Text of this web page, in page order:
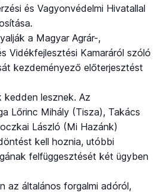
és Vagyonvédelmi Hivatallal
a Magyar Agrár-,
Vidékfejlesztési Kamaráról szóló
kezdeményező előterjesztést
lesznek. Az
Lőrinc Mihály (Tisza), Takács
László (Mi Hazánk)
kell hoznia, utóbbi
felfüggesztését két ügyben
az általános forgalmi adóról,